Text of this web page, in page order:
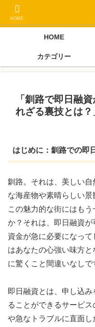
金クロ
HOME
カテゴリー
「釧路で即日融
れざる裏技とは？
はじめに：釧路での即
釧路。それは、美しい
な海産物や素晴らしい景
この魅力的な街にはも
か？それは、即日融資が
資金が急に必要になっ
はあなたの心強い味方
に驚くこと間違いなしで
即日融資とは、申し込
ることができるサービ
や急なトラブルに直面
HOME